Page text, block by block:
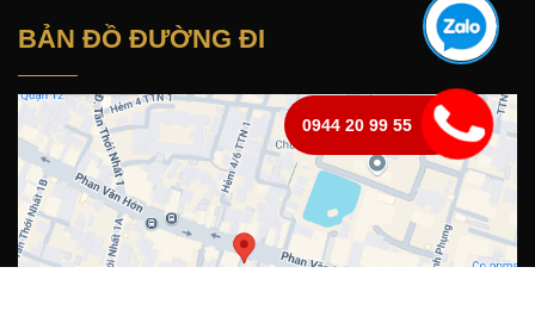
BẢN ĐỒ ĐƯỜNG ĐI
0944 20 99 55